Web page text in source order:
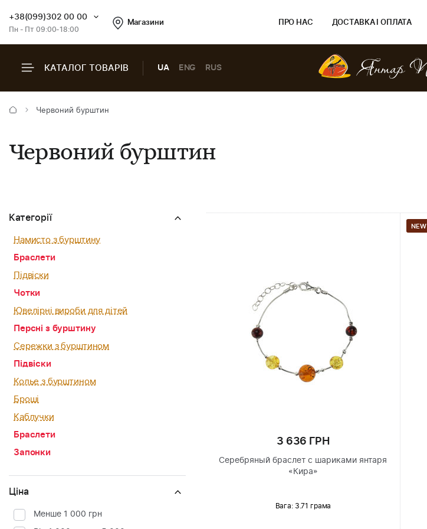
+38(099)302 00 00
Пн - Пт 09:00-18:00
Магазини ПРО НАС ДОСТАВКА І ОПЛАТА
КАТАЛОГ ТОВАРІВ UA ENG RUS
Червоний бурштин
Червоний бурштин
Категорії
Намисто з бурштину
Браслети
Підвіски
Чотки
Ювелірні вироби для дітей
Персні з бурштину
Сережки з бурштином
Підвіски
Колье з бурштином
Броші
Каблучки
Браслети
Запонки
Ціна
Менше 1 000 грн
3 636 ГРН
Серебряный браслет с шариками янтаря
«Кира»
Вага: 3.71 грама
NEW